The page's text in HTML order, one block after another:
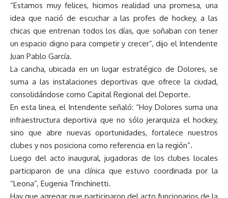
“Estamos muy felices, hicimos realidad una promesa, una
idea que nació de escuchar a las profes de hockey, a las
chicas que entrenan todos los días, que soñaban con tener
un espacio digno para competir y crecer”, dijo el Intendente
Juan Pablo García.
La cancha, ubicada en un lugar estratégico de Dolores, se
suma a las instalaciones deportivas que ofrece la ciudad,
consolidándose como Capital Regional del Deporte.
En esta linea, el Intendente señaló: “Hoy Dolores suma una
infraestructura deportiva que no sólo jerarquiza el hockey,
sino que abre nuevas oportunidades, fortalece nuestros
clubes y nos posiciona como referencia en la región”.
Luego del acto inaugural, jugadoras de los clubes locales
participaron de una clínica que estuvo coordinada por la
“Leona”, Eugenia Trinchinetti.